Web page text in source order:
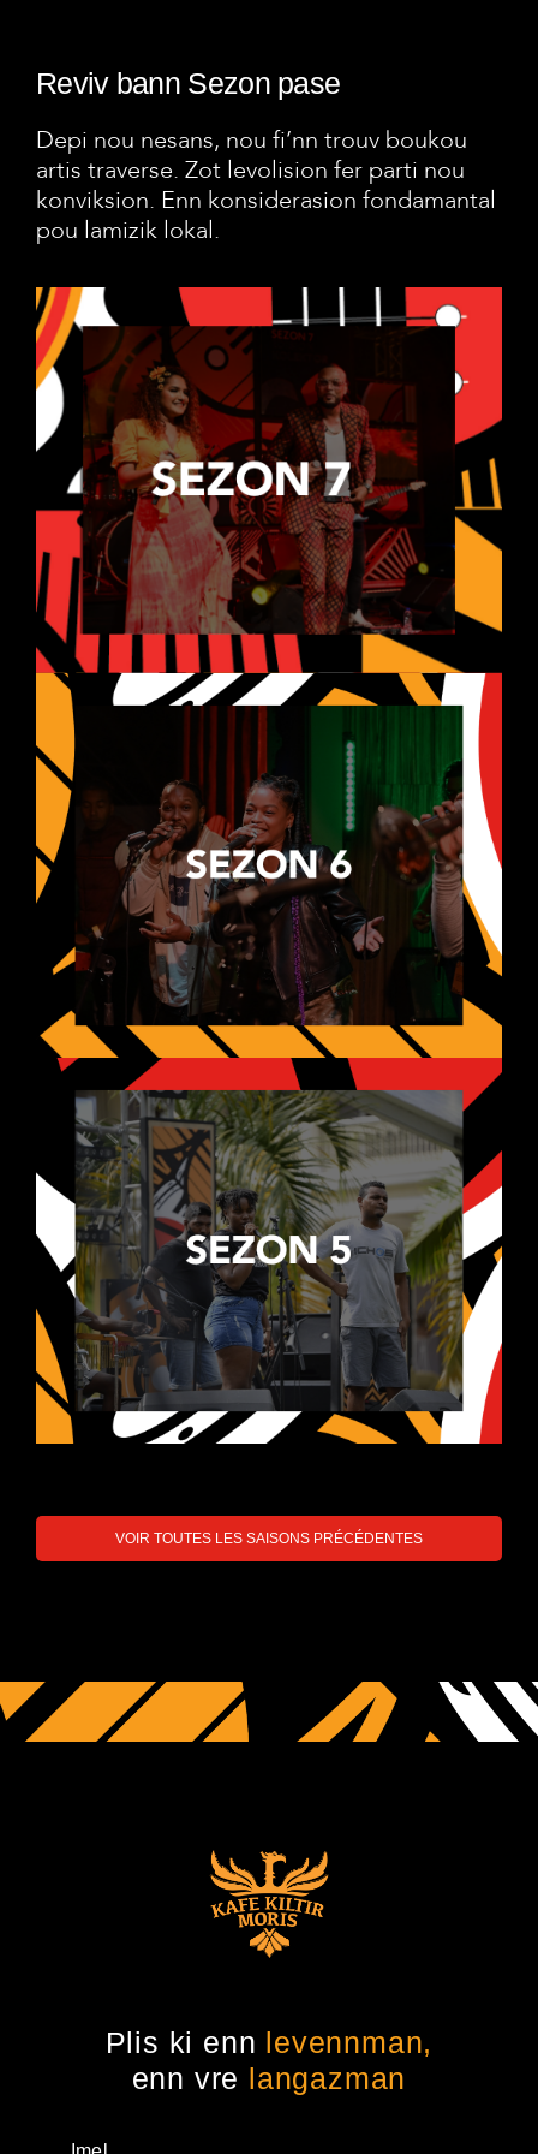
Reviv bann Sezon pase
Depi nou nesans, nou fi’nn trouv boukou
artis traverse. Zot levolision fer parti nou
konviksion. Enn konsiderasion fondamantal
pou lamizik lokal.
VOIR TOUTES LES SAISONS PRÉCÉDENTES
Plis ki enn levennman,
enn vre langazman